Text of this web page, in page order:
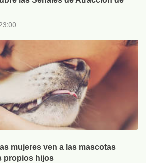
mujeres ven a las mascotas
propios hijos